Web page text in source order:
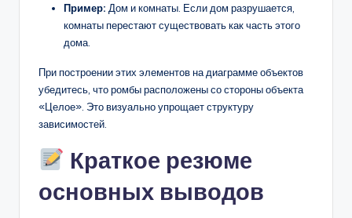
Пример: Дом и комнаты. Если дом разрушается,
комнаты перестают существовать как часть этого
дома.
При построении этих элементов на диаграмме объектов
убедитесь, что ромбы расположены со стороны объекта
«Целое». Это визуально упрощает структуру
зависимостей.
Краткое резюме
основных выводов